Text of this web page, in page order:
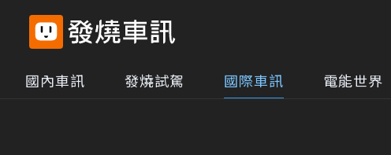
國內車訊 發燒試駕 國際車訊 電能世界